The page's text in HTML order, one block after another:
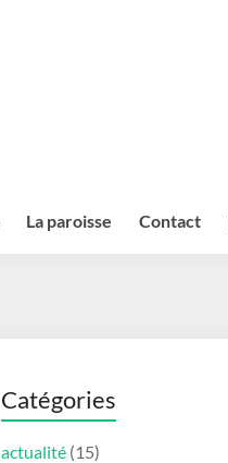
La paroisse Contact
Catégories
actualité (15)